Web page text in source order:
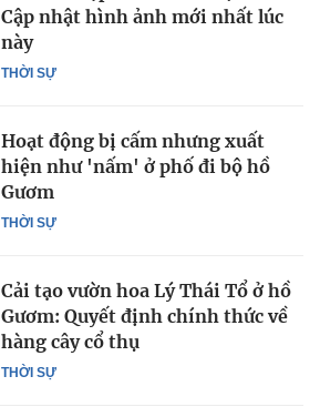
THỜI SỰ
Cập nhật hình ảnh mới nhất lúc
này
THỜI SỰ
Hoạt động bị cấm nhưng xuất
hiện như 'nấm' ở phố đi bộ hồ
Gươm
THỜI SỰ
Cải tạo vườn hoa Lý Thái Tổ ở hồ
Gươm: Quyết định chính thức về
hàng cây cổ thụ